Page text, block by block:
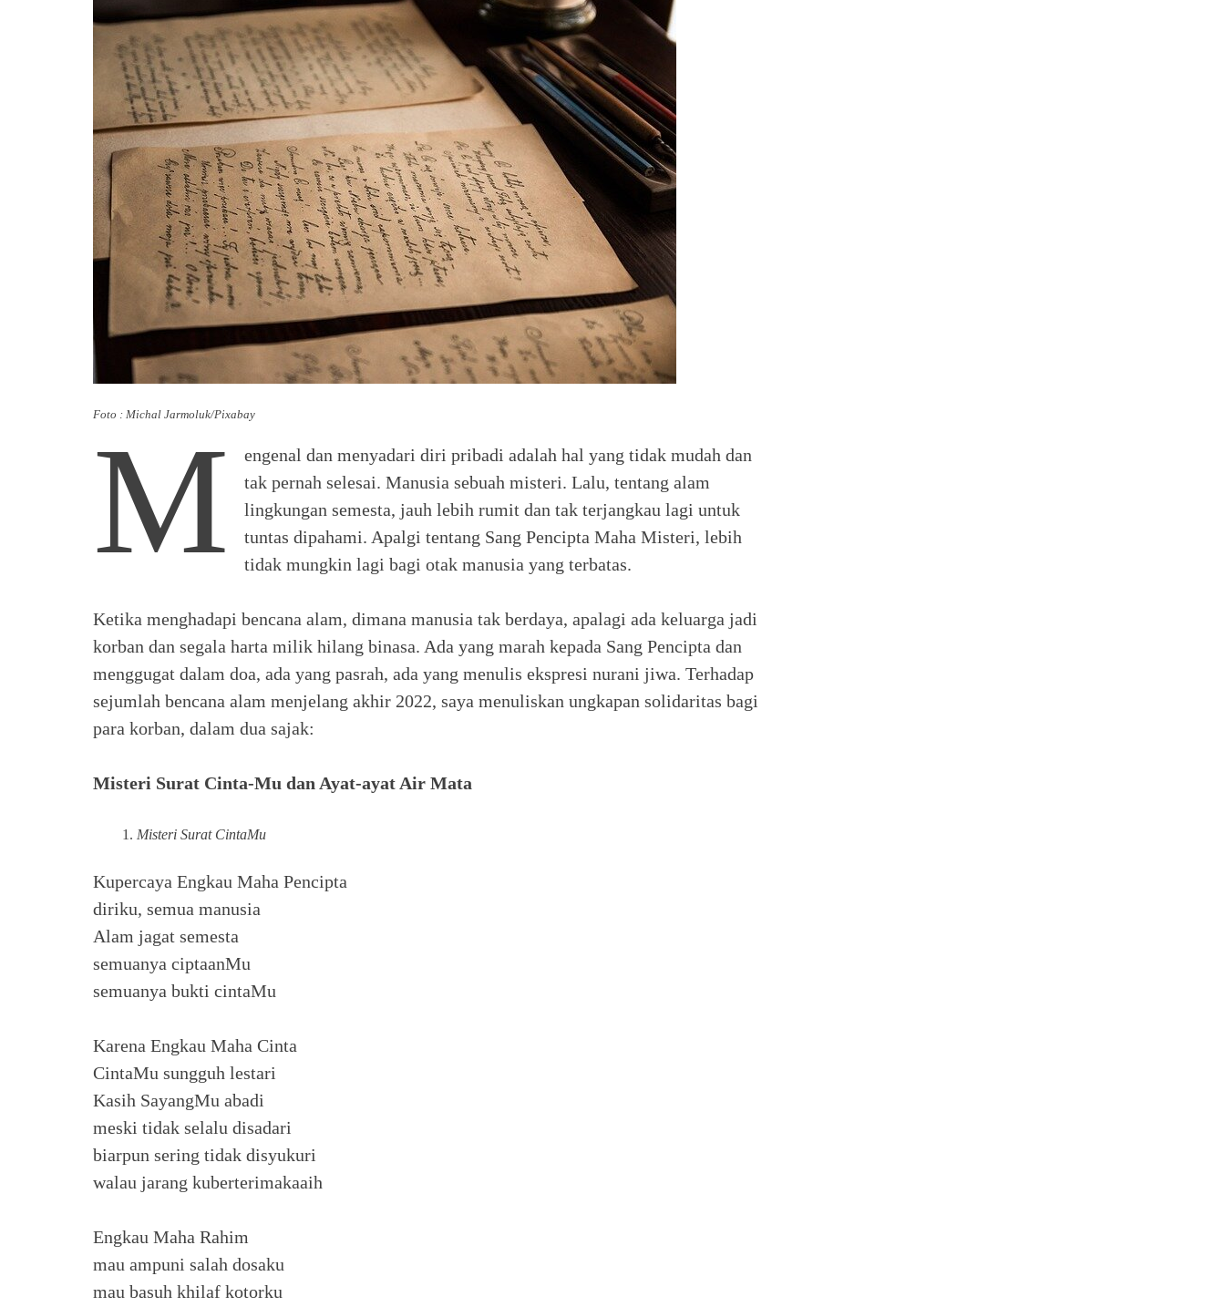
Foto : Michal Jarmoluk/Pixabay
M
engenal dan menyadari diri pribadi adalah hal yang tidak mudah dan
tak pernah selesai. Manusia sebuah misteri. Lalu, tentang alam
lingkungan semesta, jauh lebih rumit dan tak terjangkau lagi untuk
tuntas dipahami. Apalgi tentang Sang Pencipta Maha Misteri, lebih
tidak mungkin lagi bagi otak manusia yang terbatas.
Ketika menghadapi bencana alam, dimana manusia tak berdaya, apalagi ada keluarga jadi
korban dan segala harta milik hilang binasa. Ada yang marah kepada Sang Pencipta dan
menggugat dalam doa, ada yang pasrah, ada yang menulis ekspresi nurani jiwa. Terhadap
sejumlah bencana alam menjelang akhir 2022, saya menuliskan ungkapan solidaritas bagi
para korban, dalam dua sajak:
Misteri Surat Cinta-Mu dan Ayat-ayat Air Mata
Misteri Surat CintaMu
Kupercaya Engkau Maha Pencipta
diriku, semua manusia
Alam jagat semesta
semuanya ciptaanMu
semuanya bukti cintaMu
Karena Engkau Maha Cinta
CintaMu sungguh lestari
Kasih SayangMu abadi
meski tidak selalu disadari
biarpun sering tidak disyukuri
walau jarang kuberterimakaaih
Engkau Maha Rahim
mau ampuni salah dosaku
mau basuh khilaf kotorku